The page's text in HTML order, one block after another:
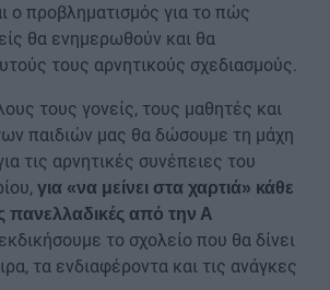
ο προβληματισμός για το πώς
θα ενημερωθούν και θα
τους αρνητικούς σχεδιασμούς.
τους γονείς, τους μαθητές και
παιδιών μας θα δώσουμε τη μάχη
τις αρνητικές συνέπειες του
για «να μείνει στα χαρτιά» κάθε
πανελλαδικές από την Α
το σχολείο που θα δίνει
τα ενδιαφέροντα και τις ανάγκες